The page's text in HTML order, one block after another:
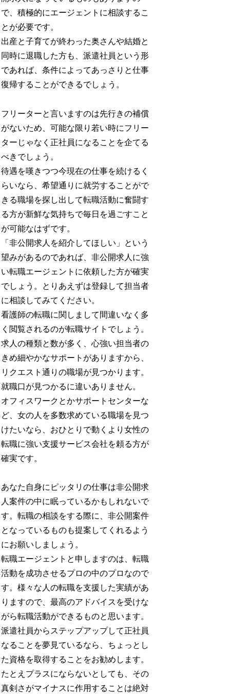
で、積極的にエージェントに相談するこ
とが必要です。
出産と子育てが終わった奥さんや結婚と
同時に退職した方も、派遣社員という形
であれば、条件によってあっさりと仕事
復帰することができるでしょう。
フリーターと言いますのは先行きの補償
がないため、可能な限り若い時にフリー
ターじゃなく正社員になることを企てる
べきでしょう。
待遇を嘆きつつ今現在の仕事を続けるく
らいなら、希望通りに就労することがで
きる職場を探し出して転職活動に奮闘す
る方が新鮮な気持ちで毎日を過ごすこと
が可能なはずです。
「非公開求人を紹介してほしい」という
望みがあるのであれば、非公開求人に強
い転職エージェントに依頼した方が確実
でしょう。とりあえずは登録して担当者
に相談してみてください。
看護師の転職に関しまして間違いなく多
く閲覧されるのが転職サイトでしょう。
求人の種類と数が多く、心強い担当者の
きめ細やかなサポートがありますから、
リクエスト通りの職場が見つかります。
就職口が見つかるに違いありません。
オフィスワークとかサポートセンターな
ど、女の人を多数求めている職場を見つ
けたいなら、おひとりで動くより女性の
転職に強い支援サービス会社を頼る方が
確実です。
あなた自身にピッタリの仕事は非公開求
人案件の中に眠っているかもしれないで
す。転職の相談をする際に、非公開案件
となっているものも提案してくれるよう
にお願いしましょう。
転職エージェントと申しますのは、転職
活動を成功させるプロの中のプロなので
す。様々な人の転職を支援した実績があ
りますので、最高のアドバイスを受けな
がら転職活動ができるものと思います。
派遣社員からステップアップして正社員
なることを夢見ているなら、ちょっとし
た資格を取得することをお勧めします。
たとえプラスにならないとしても、その
真剣さがマイナスに作用することは絶対